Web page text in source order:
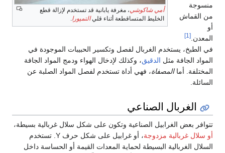
أمي شاكوشي، مغرفة يابانية قد تستخدم لإزالة قطع
الخليط المتساقطعة أثناء قليالتمپورا.
منسوجة
من القماش
أو
المعدن. [1]
في الطبخ، يستخدم الغربال لفصل وتكسير الحبيبات الموجودة في
المواد الجافة مثل الدقيق، وكذلك لإدخال الهواء ودمج المواد الجافة
المختلفة. أماالمصفاة، فهي أداة تستخدم لفصل المواد الصلبة عن
السائلة.
الغربال الصناعي
تتوافر بعض الغرابيل الصناعية وتكون على شكل سلال غربالية بسيطة،
أو سلال غربالية مزدوجة
، أو غرابيل على شكل حرف Y. تستخدم
السلال الغربالية البسيطة لحماية المعدات القيمة أو الحساسة داخل